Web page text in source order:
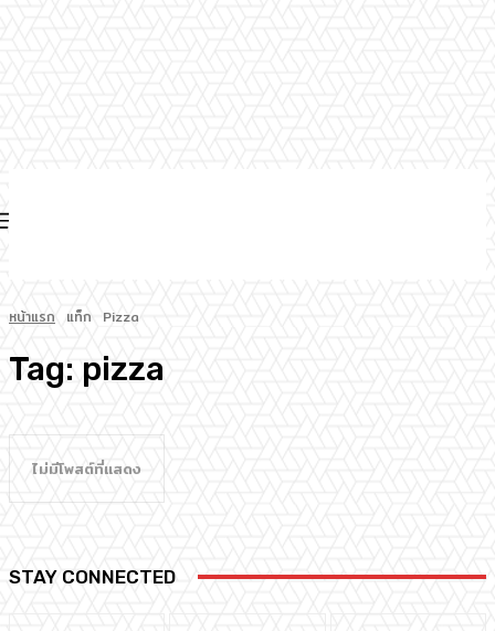
หน้าแรก แท็ก Pizza
Tag: pizza
ไม่มีโพสต์ที่แสดง
STAY CONNECTED